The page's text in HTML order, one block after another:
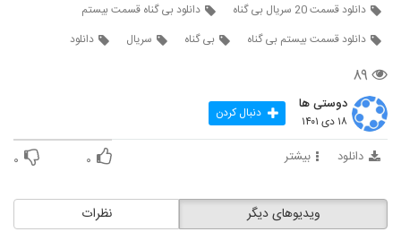
دانلود قسمت 20 سریال بی گناه
دانلود بی گناه قسمت بیستم
دانلود قسمت بیستم بی گناه
بی گناه سریال دانلود
۸۹
دوستی ها
۱۸ دی ۱۴۰۱ دنبال کردن
دانلود بیشتر ۰ ۰
نظرات ویدیوهای دیگر